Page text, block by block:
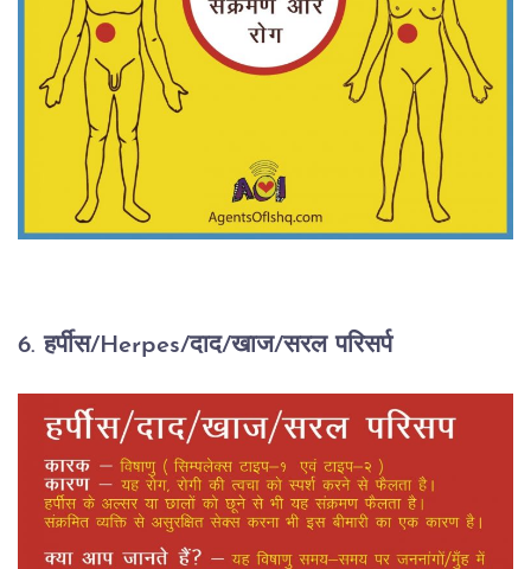
6. हर्पीस/Herpes/दाद/खाज/सरल परिसर्प